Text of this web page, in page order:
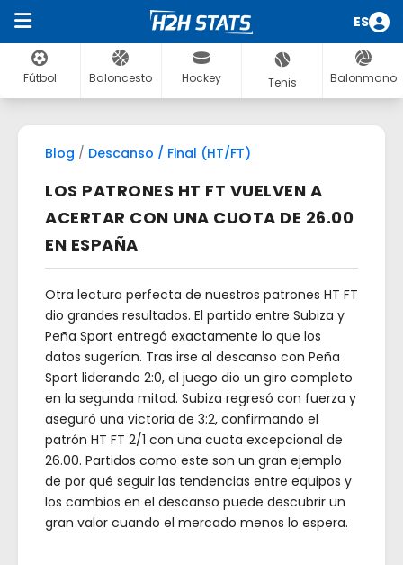
ES
Fútbol Baloncesto Hockey Tenis Balonmano
Blog / Descanso / Final (HT/FT)
LOS PATRONES HT FT VUELVEN A
ACERTAR CON UNA CUOTA DE 26.00
EN ESPAÑA
Otra lectura perfecta de nuestros patrones HT FT
dio grandes resultados. El partido entre Subiza y
Peña Sport entregó exactamente lo que los
datos sugerían. Tras irse al descanso con Peña
Sport liderando 2:0, el juego dio un giro completo
en la segunda mitad. Subiza regresó con fuerza y
aseguró una victoria de 3:2, confirmando el
patrón HT FT 2/1 con una cuota excepcional de
26.00. Partidos como este son un gran ejemplo
de por qué seguir las tendencias entre equipos y
los cambios en el descanso puede descubrir un
gran valor cuando el mercado menos lo espera.